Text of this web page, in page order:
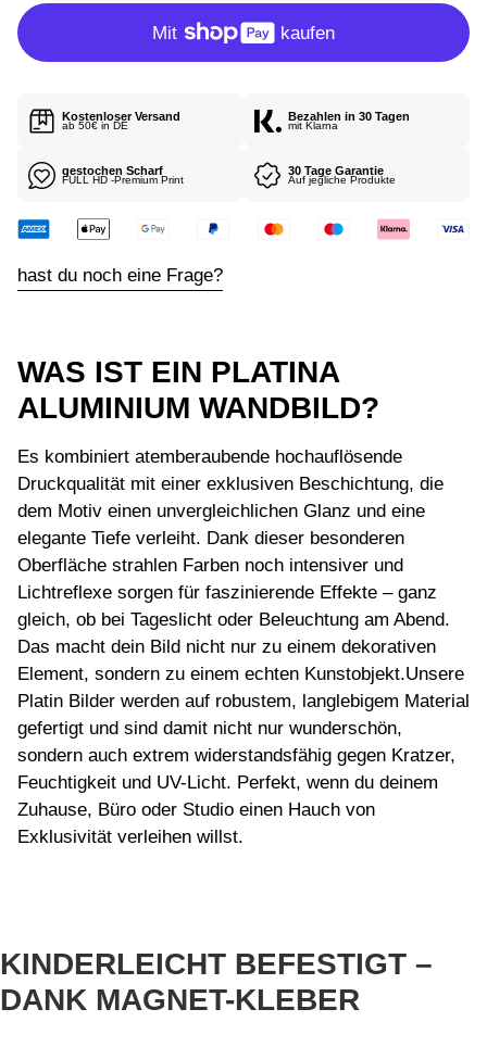
R
P
R
Kostenloser Versand
ab 50€ in DE
Bezahlen in 30 Tagen
mit Klarna
gestochen Scharf
FULL HD -Premium Print
30 Tage Garantie
Auf jegliche Produkte
hast du noch eine Frage?
WAS IST EIN PLATINA
ALUMINIUM WANDBILD?
Es kombiniert atemberaubende hochauflösende
Druckqualität mit einer exklusiven Beschichtung, die
dem Motiv einen unvergleichlichen Glanz und eine
elegante Tiefe verleiht. Dank dieser besonderen
Oberfläche strahlen Farben noch intensiver und
Lichtreflexe sorgen für faszinierende Effekte – ganz
gleich, ob bei Tageslicht oder Beleuchtung am Abend.
Das macht dein Bild nicht nur zu einem dekorativen
Element, sondern zu einem echten Kunstobjekt.Unsere
Platin Bilder werden auf robustem, langlebigem Material
gefertigt und sind damit nicht nur wunderschön,
sondern auch extrem widerstandsfähig gegen Kratzer,
Feuchtigkeit und UV-Licht. Perfekt, wenn du deinem
Zuhause, Büro oder Studio einen Hauch von
Exklusivität verleihen willst.
KINDERLEICHT BEFESTIGT –
DANK MAGNET-KLEBER